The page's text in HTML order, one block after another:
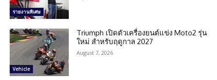
รายงานพิเศษ
Vehicle
Triumph เปิดตัวเครื่องยนต์แข่ง Moto2 รุ่น
ใหม่ สำหรับฤดูกาล 2027
August 7, 2026